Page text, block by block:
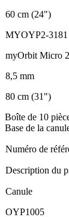
60 cm (24")
MYOYP2-3181
myOrbit Micro
8,5 mm
80 cm (31")
Boîte de 10
Base de la
Numéro de
Description du
Canule
OYP1005